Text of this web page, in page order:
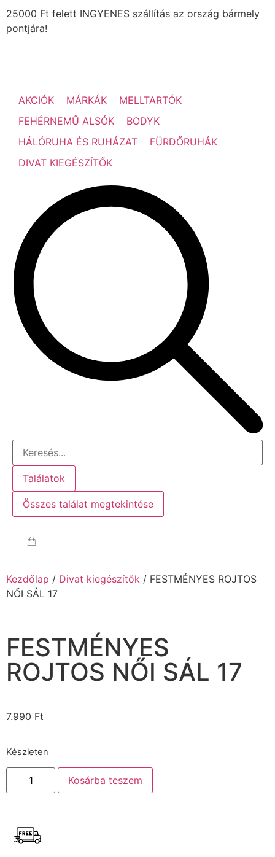
25000 Ft felett INGYENES szállítás az ország bármely
pontjára!
AKCIÓK MÁRKÁK
MELLTARTÓK
FEHÉRNEMŰ ALSÓK
BODYK
HÁLÓRUHA ÉS RUHÁZAT
FÜRDŐRUHÁK
DIVAT KIEGÉSZÍTŐK
Találatok
Összes találat megtekintése
Kezdőlap / Divat kiegészítők / FESTMÉNYES ROJTOS
NŐI SÁL 17
FESTMÉNYES
ROJTOS NŐI SÁL 17
7.990 Ft
Készleten
Kosárba teszem